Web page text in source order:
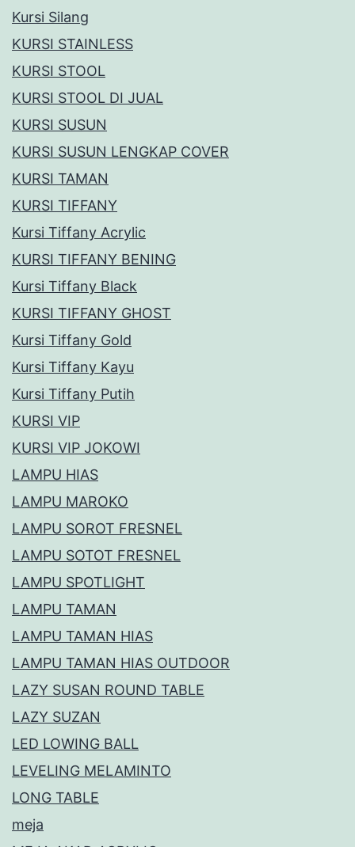
Kursi Silang
KURSI STAINLESS
KURSI STOOL
KURSI STOOL DI JUAL
KURSI SUSUN
KURSI SUSUN LENGKAP COVER
KURSI TAMAN
KURSI TIFFANY
Kursi Tiffany Acrylic
KURSI TIFFANY BENING
Kursi Tiffany Black
KURSI TIFFANY GHOST
Kursi Tiffany Gold
Kursi Tiffany Kayu
Kursi Tiffany Putih
KURSI VIP
KURSI VIP JOKOWI
LAMPU HIAS
LAMPU MAROKO
LAMPU SOROT FRESNEL
LAMPU SOTOT FRESNEL
LAMPU SPOTLIGHT
LAMPU TAMAN
LAMPU TAMAN HIAS
LAMPU TAMAN HIAS OUTDOOR
LAZY SUSAN ROUND TABLE
LAZY SUZAN
LED LOWING BALL
LEVELING MELAMINTO
LONG TABLE
meja